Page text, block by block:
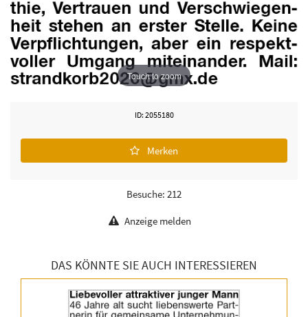
Touch to zoom
ID: 2055180
Merken
Besuche: 212
Anzeige melden
DAS KÖNNTE SIE AUCH INTERESSIEREN
der
Anzeige